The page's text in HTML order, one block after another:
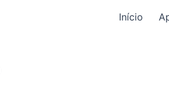
Início